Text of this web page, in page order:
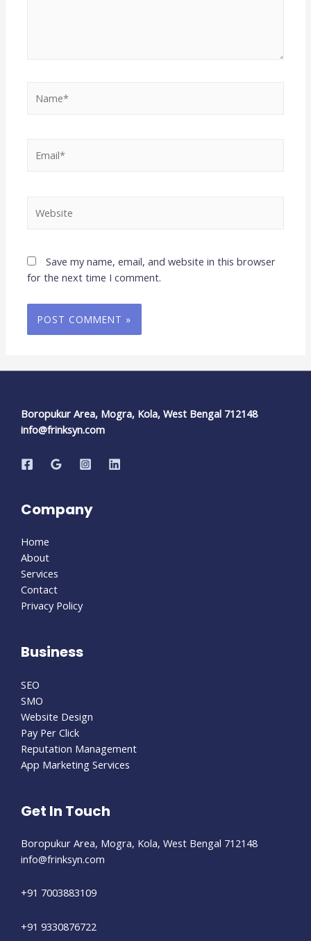
Save my name, email, and website in this browser
for the next time I comment.
Boropukur Area, Mogra, Kola, West Bengal 712148
info@frinksyn.com
Company
Home
About
Services
Contact
Privacy Policy
Business
SEO
SMO
Website Design
Pay Per Click
Reputation Management
App Marketing Services
Get In Touch
Boropukur Area, Mogra, Kola, West Bengal 712148
info@frinksyn.com
+91 7003883109
+91 9330876722